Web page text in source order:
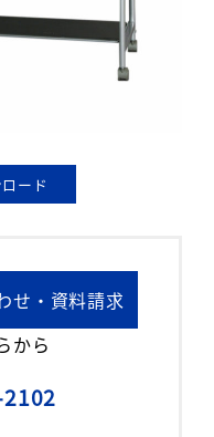
ード
せ・資料請求
から